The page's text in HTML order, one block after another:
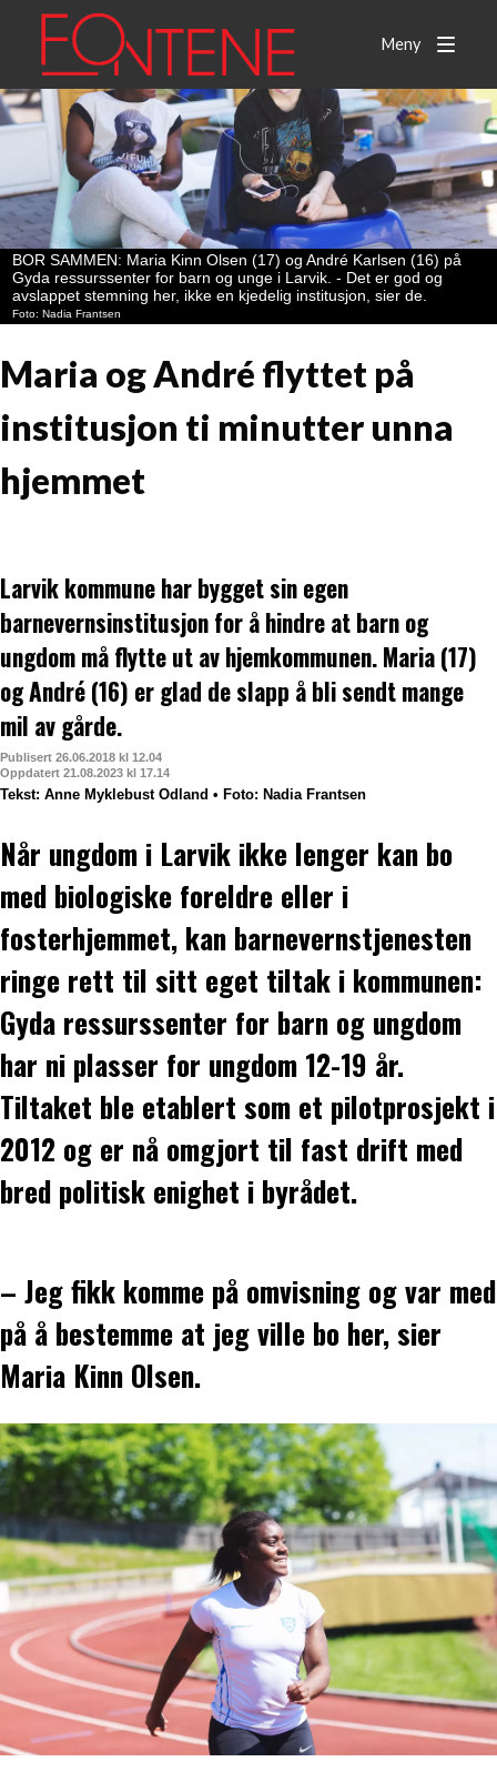
Meny
BOR SAMMEN: Maria Kinn Olsen (17) og André Karlsen (16) på
Gyda ressurssenter for barn og unge i Larvik. - Det er god og
avslappet stemning her, ikke en kjedelig institusjon, sier de.
Nadia Frantsen
Maria og André flyttet på
institusjon ti minutter unna
hjemmet
Larvik kommune har bygget sin egen
barnevernsinstitusjon for å hindre at barn og
ungdom må flytte ut av hjemkommunen. Maria (17)
og André (16) er glad de slapp å bli sendt mange
mil av gårde.
Publisert 26.06.2018 kl 12.04
Oppdatert 21.08.2023 kl 17.14
Tekst: Anne Myklebust Odland • Foto: Nadia Frantsen
Når ungdom i Larvik ikke lenger kan bo
med biologiske foreldre eller i
fosterhjemmet, kan barnevernstjenesten
ringe rett til sitt eget tiltak i kommunen:
Gyda ressurssenter for barn og ungdom
har ni plasser for ungdom 12-19 år.
Tiltaket ble etablert som et pilotprosjekt i
2012 og er nå omgjort til fast drift med
bred politisk enighet i byrådet.
– Jeg fikk komme på omvisning og var med
på å bestemme at jeg ville bo her, sier
Maria Kinn Olsen.